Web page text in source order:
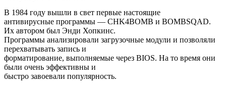
В 1984 году вышли в свет первые настоящие
антивирусные программы — CHK4BOMB и BOMBSQAD.
Их автором был Энди Хопкинс.
Программы анализировали загрузочные модули и позволяли
перехватывать запись и
форматирование, выполняемые через BIOS. На то время они
были очень эффективны и
быстро завоевали популярность.